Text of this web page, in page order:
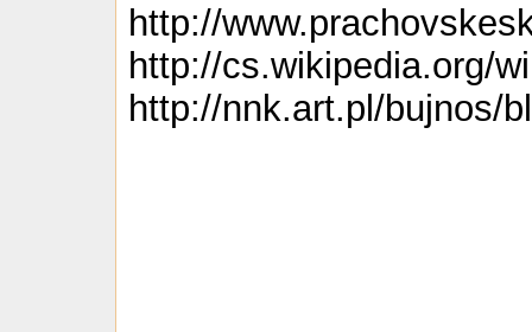
http://
http://cs.wikipedia.org/
http://nnk.art.pl/bujnos/